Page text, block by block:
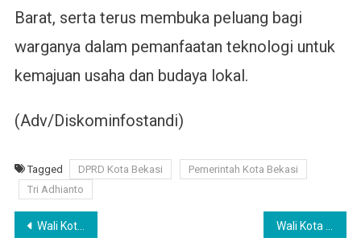
Barat, serta terus membuka peluang bagi
warganya dalam pemanfaatan teknologi untuk
kemajuan usaha dan budaya lokal.
(Adv/Diskominfostandi)
Tagged DPRD Kota Bekasi
Pemerintah Kota Bekasi
Tri Adhianto
Navigasi
Wali Kota Bekasi Apresiasi Semangat Produktivitas Para Lansia